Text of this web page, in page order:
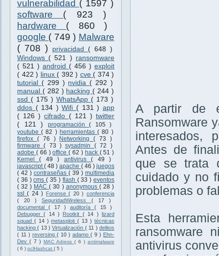
vulnerabilidad ( 1597 )
software ( 923 )
hardware ( 860 )
google ( 749 ) Malware
( 708 )
privacidad ( 648 )
Windows ( 521 ) ransomware
( 521 ) android ( 456 ) exploit
( 422 ) linux ( 392 ) cve ( 374 )
tutorial ( 299 ) nvidia ( 292 )
manual ( 282 ) hacking ( 244 )
ssd ( 175 ) WhatsApp ( 173 )
ddos ( 134 )Wifi ( 131 ) app
( 126 )cifrado ( 121 )twitter
( 121 ) programación( 105 )
youtube( 82 ) herramientas( 80 )
firefox ( 76 ) Networking( 73 )
firmware( 73 )sysadmin ( 72 )
adobe ( 66 )office( 62 ) hack ( 51 )
Kernel( 49 ) antivirus( 49 )
javascript( 48 )apache ( 46 ) juegos
( 42 ) contraseñas ( 39 ) multimedia
( 36 )cms( 35 ) flash ( 33 )eventos
( 32 ) MAC( 30 ) anonymous ( 28 )
ssl( 24 ) Forense( 20 ) conferencia
( 20 )SeguridadWireless ( 17 )
documental ( 17 ) auditoría ( 15 )
Debugger( 14 ) Rootkit ( 14 ) lizard
squad ( 14 )metasploit( 13 ) técnicas
hacking( 13 )Virtualización ( 11 ) delitos
( 11 ) reversing ( 10 ) adamo ( 9 ) Ehn-
Dev ( 7 ) MAC Adress ( 6 ) antimalware
( 6 ) oclHashcat ( 5 )
A partir de
Ransomware
interesados,
Antes de
que se trata
cuidado y no
problemas o
Esta
ransomware
antivirus